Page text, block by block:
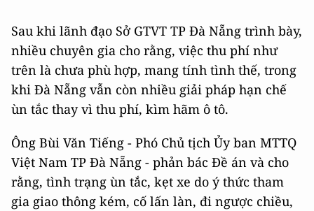
Sau khi lãnh đạo Sở GTVT TP Đà Nẵng trình bày,
nhiều chuyên gia cho rằng, việc thu phí như
trên là chưa phù hợp, mang tính tình thế, trong
khi Đà Nẵng vẫn còn nhiều giải pháp hạn chế
ùn tắc thay vì thu phí, kìm hãm ô tô.
Ông Bùi Văn Tiếng - Phó Chủ tịch Ủy ban MTTQ
Việt Nam TP Đà Nẵng - phản bác Đề án và cho
rằng, tình trạng ùn tắc, kẹt xe do ý thức tham
gia giao thông kém, cố lấn làn, đi ngược chiều,